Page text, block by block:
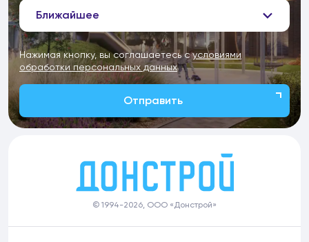
Ближайшее
Нажимая кнопку, вы соглашаетесь сусловиями
обработки персональных данных
Отправить
© 1994-2026, ООО «Донстрой»